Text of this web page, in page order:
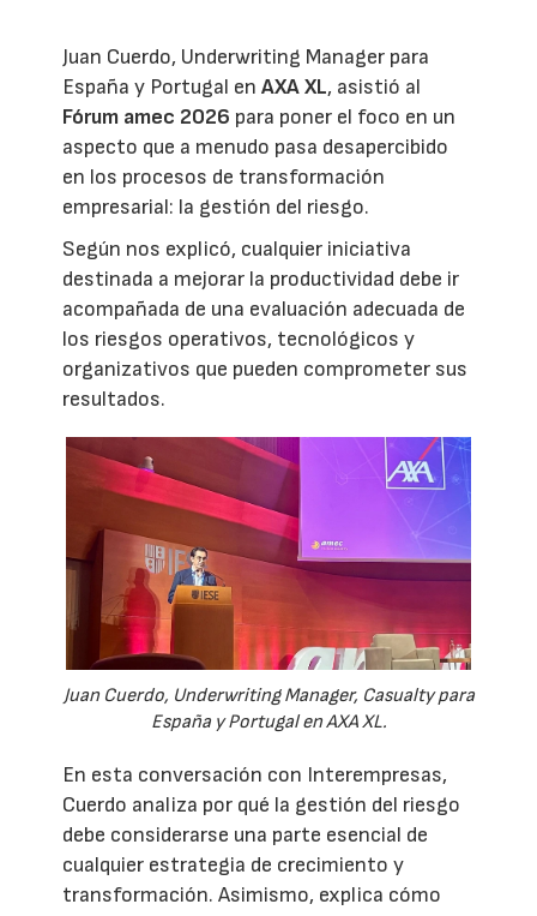
Juan Cuerdo, Underwriting Manager para
España y Portugal enAXA XL, asistió al
Fórum amec 2026 para poner el foco en un
aspecto que a menudo pasa desapercibido
en los procesos de transformación
empresarial: la gestión del riesgo.
Según nos explicó, cualquier iniciativa
destinada a mejorar la productividad debe ir
acompañada de una evaluación adecuada de
los riesgos operativos, tecnológicos y
organizativos que pueden comprometer sus
resultados.
Juan Cuerdo, Underwriting Manager, Casualty para
España y Portugal en AXA XL.
En esta conversación con Interempresas,
Cuerdo analiza por qué la gestión del riesgo
debe considerarse una parte esencial de
cualquier estrategia de crecimiento y
transformación. Asimismo, explica cómo